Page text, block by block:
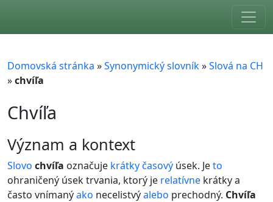
Domovská stránka »Synonymický slovník»Slová na CH
»chvíľa
Chvíľa
význam a kontext
Slovo chvíľa označuje krátkyčasový úsek. Jeto
ohraničený úsek trvania, ktorý je relatívne krátky a
často vnímanýako necelistvýalebo prechodný. Chvíľa